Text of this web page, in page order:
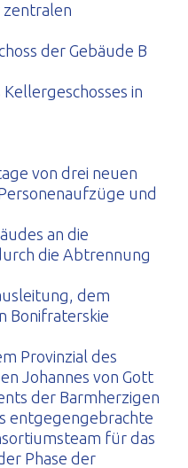
zentralen
der Gebäude B
in
von drei neuen
und
an die
die Abtrennung
dem
Bonifraterskie
Provinzial des
Johannes von Gott
der Barmherzigen
entgegengebrachte
für das
Phase der